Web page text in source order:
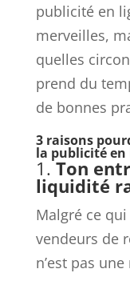
publicité en
merveilles,
quelles
prend du
de bonnes
3 raisons
la publicité en
1.Ton
liquidité
Malgré ce
vendeurs de
n’est pas